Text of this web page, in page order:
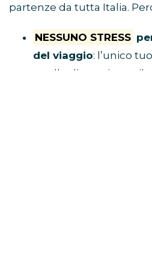
partenze da tutta Italia.
NESSUNO STRESS
del viaggio: l’unico
quello di acquistare il